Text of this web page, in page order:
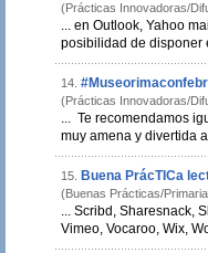
(Prácticas Innovadoras/
posibilidad de disponer
14.
(Prácticas Innovadoras/
... Te recomendamos
muy amena y divertida
15. Buena PrácTICa
(Buenas Prácticas/
... Scribd, Sharesnack,
Vimeo, Vocaroo, Wix,